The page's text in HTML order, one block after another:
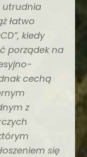
utrudnia
łatwo
kiedy
porządek na
cechą
z
się